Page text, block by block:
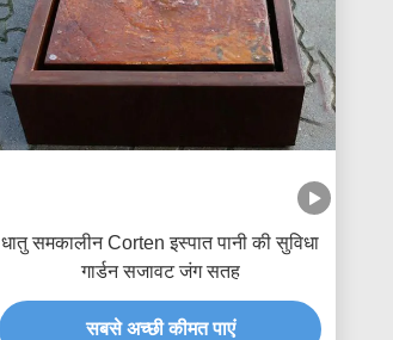
धातु समकालीन Corten इस्पात पानी की सुविधा
गार्डन सजावट जंग सतह
सबसे अच्छी कीमत पाएं